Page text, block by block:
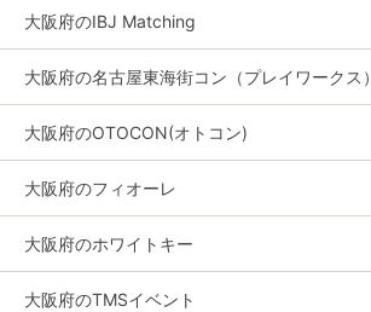
大阪府のIBJ Matching
大阪府の名古屋東海街コン（プレイワークス）
大阪府のOTOCON(オトコン)
大阪府のフィオーレ
大阪府のホワイトキー
大阪府のTMSイベント